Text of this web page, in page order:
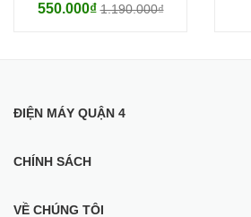
- Xuất xứ: Trung Quốc.
550.000₫1.190.000₫
ĐIỆN MÁY QUẬN 4
CHÍNH SÁCH
VỀ CHÚNG TÔI